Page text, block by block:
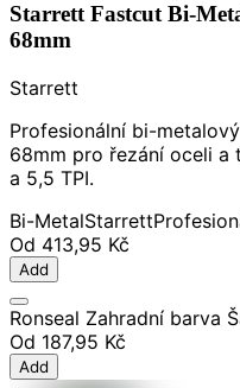
Starrett Fastcut Bi-
68mm
Starrett
Profesionální bi-
68mm pro řezání oceli a
a 5,5 TPI.
Bi-MetalStarrett
Od 413,95 Kč
Add
Ronseal Zahradní barva
Od 187,95 Kč
Add